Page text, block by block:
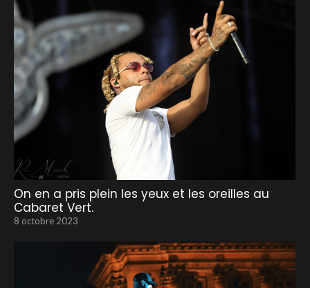
On en a pris plein les yeux et les oreilles au
Cabaret Vert.
8 octobre 2023